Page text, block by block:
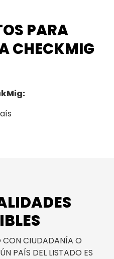
PARA
CHECKMIG
CON CIUDADANÍA O
PAÍS DEL LISTADO ES